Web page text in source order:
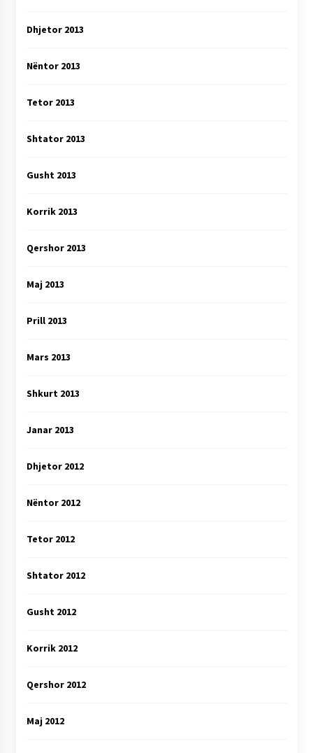
Dhjetor 2013
Nëntor 2013
Tetor 2013
Shtator 2013
Gusht 2013
Korrik 2013
Qershor 2013
Maj 2013
Prill 2013
Mars 2013
Shkurt 2013
Janar 2013
Dhjetor 2012
Nëntor 2012
Tetor 2012
Shtator 2012
Gusht 2012
Korrik 2012
Qershor 2012
Maj 2012